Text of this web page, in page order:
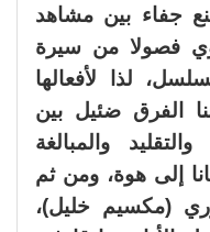
جفاء بين مشاهد
فصولا من سيرة
لذا لأفعالها
الفرق ضئيل بين
والمبالغة
إلى هوة، ومن ثم
(مكسيم خليل)،